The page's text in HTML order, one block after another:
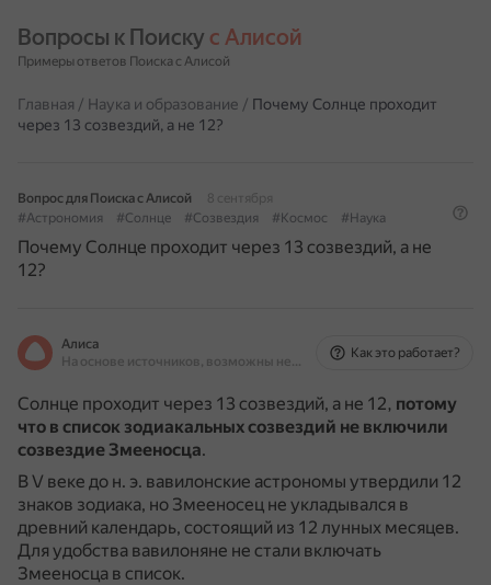
Вопросы к Поиску с Алисой
Примеры ответов Поиска с Алисой
Главная / Наука и образование / Почему Солнце проходит
через 13 созвездий, а не 12?
Вопрос для Поиска с Алисой
8 сентября
#Астрономия
#Солнце #Созвездия #Космос #Наука
Почему Солнце проходит через 13 созвездий, а не
12?
Алиса
На основе источников, возможны неточности
Как это работает?
Солнце проходит через 13 созвездий, а не 12, потому
что в список зодиакальных созвездий не включили
созвездие Змееносца.
В V веке до н. э. вавилонские астрономы утвердили 12
знаков зодиака, но Змееносец не укладывался в
древний календарь, состоящий из 12 лунных месяцев.
Для удобства вавилоняне не стали включать
Змееносца в список.